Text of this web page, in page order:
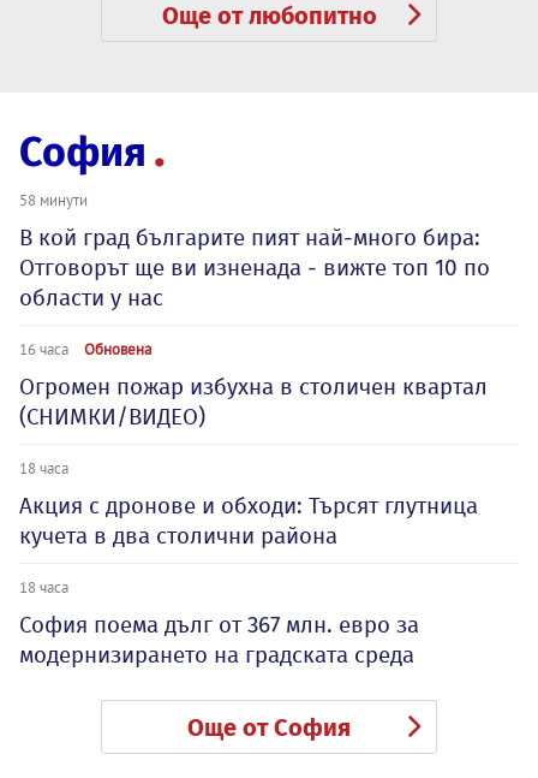
Още от любопитно
София
58 минути
В кой град българите пият най-много бира:
Отговорът ще ви изненада - вижте топ 10 по
области у нас
16 часа Обновена
Огромен пожар избухна в столичен квартал
(СНИМКИ/ВИДЕО)
18 часа
Акция с дронове и обходи: Търсят глутница
кучета в два столични района
18 часа
София поема дълг от 367 млн. евро за
модернизирането на градската среда
Още от София